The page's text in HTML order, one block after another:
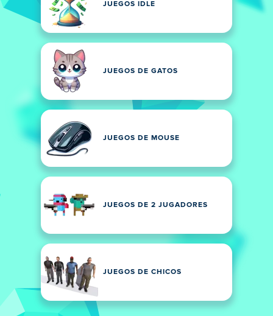
JUEGOS IDLE
JUEGOS DE GATOS
JUEGOS DE MOUSE
JUEGOS DE 2 JUGADORES
JUEGOS DE CHICOS